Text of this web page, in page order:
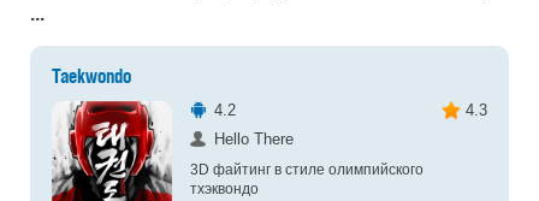
...
Taekwondo
4.2
4.3
Hello There
3D файтинг в стиле олимпийского
тхэквондо